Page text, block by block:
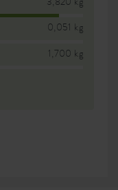
0,051 kg
1,700 kg